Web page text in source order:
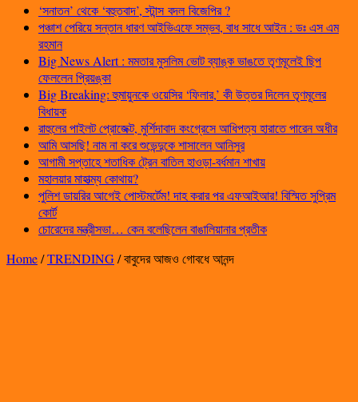
‘সনাতন’ থেকে ‘বহুতবাদ’, স্টান্স বদল বিজেপির ?
পঞ্চাশ পেরিয়ে সন্তান ধারণ আইভিএফে সম্ভব, বাধ সাধে আইন : ডঃ এস এম
রহমান
Big News Alert : মমতার মুসলিম ভোট ব্যাঙ্ক ভাঙতে তৃণমূলেই ছিপ
ফেললেন প্রিয়ঙ্কা
Big Breaking: হুমায়ুনকে ওয়েসির ‘ফিলার,’ কী উত্তর দিলেন তৃণমূলের
বিধায়ক
রাহুলের পাইলট প্রোজেক্ট, মুর্শিদাবাদ কংগ্রেসে আধিপত্য হারাতে পারেন অধীর
আমি আসছি! নাম না করে শুভেন্দুকে শাসালেন আনিসুর
আগামী সপ্তাহে শতাধিক ট্রেন বাতিল হাওড়া-বর্ধমান শাখায়
মহালয়ার মাহাত্ম্য কোথায়?
পুলিশ ডায়রির আগেই পোস্টমর্টেম! দাহ করার পর এফআইআর! বিস্মিত সুপ্রিম
কোর্ট
চোরেদের মন্ত্রীসভা… কেন বলেছিলেন বাঙালিয়ানার প্রতীক
Home/TRENDING/বাবুদের আজও গোবধে আনন্দ